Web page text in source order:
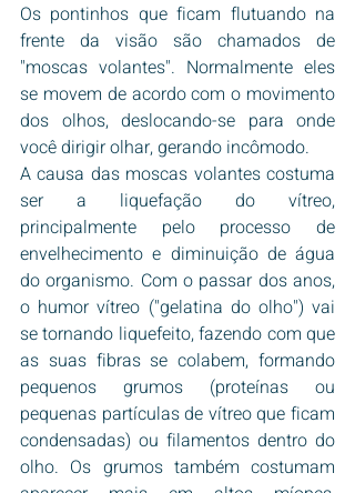
Os pontinhos que ficam flutuando na
frente da visão são chamados de
"moscas volantes". Normalmente eles
se movem de acordo com o movimento
dos olhos, deslocando-se para onde
você dirigir olhar, gerando incômodo.
A causa das moscas volantes costuma
ser a liquefação do vítreo,
principalmente pelo processo de
envelhecimento e diminuição de água
do organismo. Com o passar dos anos,
o humor vítreo ("gelatina do olho") vai
se tornando liquefeito, fazendo com que
as suas fibras se colabem, formando
pequenos grumos (proteínas ou
pequenas partículas de vítreo que ficam
condensadas) ou filamentos dentro do
olho. Os grumos também costumam